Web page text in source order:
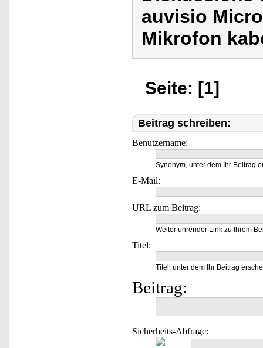
auvisio
Mikrofon
Seite: [1]
Beitrag schreiben:
Benutzername:
Synonym, unter dem Ihr Beitrag
E-Mail:
URL zum Beitrag:
Weiterführender Link zu Ihrem
Titel:
Titel, unter dem Ihr Beitrag
Beitrag:
Sicherheits-Abfrage: